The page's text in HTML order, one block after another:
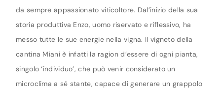
da sempre appassionato viticoltore. Dal’inizio della sua
storia produttiva Enzo, uomo riservato e riflessivo, ha
messo tutte le sue energie nella vigna. Il vigneto della
cantina Miani è infatti la ragion d’essere di ogni pianta,
singolo ‘individuo’, che può venir considerato un
microclima a sé stante, capace di generare un grappolo